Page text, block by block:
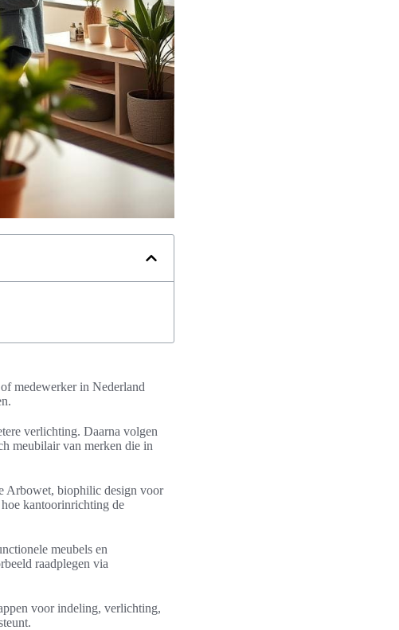
medewerker in Nederland
verlichting. Daarna volgen
meubilair van merken die in
Arbowet, biophilic design voor
kantoorinrichting de
meubels en
raadplegen via
voor indeling, verlichting,